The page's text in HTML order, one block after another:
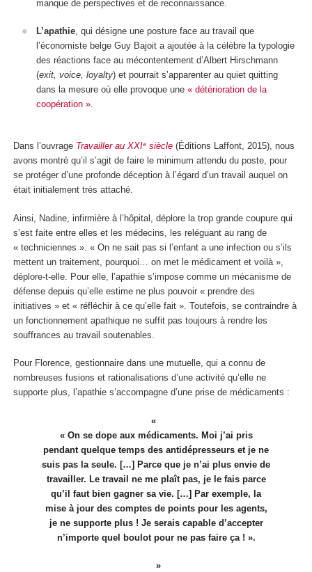
manque de perspectives et de reconnaissance.
L’apathie, qui désigne une posture face au travail que
l’économiste belge Guy Bajoit a ajoutée à la célèbre la typologie
des réactions face au mécontentement d’Albert Hirschmann
(exit, voice, loyalty) et pourrait s’apparenter au quiet quitting
dans la mesure où elle provoque une « détérioration de la
coopération ».
Dans l’ouvrage Travailler au XXIᵉ siècle (Éditions Laffont, 2015), nous
avons montré qu’il s’agit de faire le minimum attendu du poste, pour
se protéger d’une profonde déception à l’égard d’un travail auquel on
était initialement très attaché.
Ainsi, Nadine, infirmière à l’hôpital, déplore la trop grande coupure qui
s’est faite entre elles et les médecins, les reléguant au rang de
« techniciennes ». « On ne sait pas si l’enfant a une infection ou s’ils
mettent un traitement, pourquoi… on met le médicament et voilà »,
déplore-t-elle. Pour elle, l’apathie s’impose comme un mécanisme de
défense depuis qu’elle estime ne plus pouvoir « prendre des
initiatives » et « réfléchir à ce qu’elle fait ». Toutefois, se contraindre à
un fonctionnement apathique ne suffit pas toujours à rendre les
souffrances au travail soutenables.
Pour Florence, gestionnaire dans une mutuelle, qui a connu de
nombreuses fusions et rationalisations d’une activité qu’elle ne
supporte plus, l’apathie s’accompagne d’une prise de médicaments :
« On se dope aux médicaments. Moi j’ai pris
pendant quelque temps des antidépresseurs et je ne
suis pas la seule. […] Parce que je n’ai plus envie de
travailler. Le travail ne me plaît pas, je le fais parce
qu’il faut bien gagner sa vie. […] Par exemple, la
mise à jour des comptes de points pour les agents,
je ne supporte plus ! Je serais capable d’accepter
n’importe quel boulot pour ne pas faire ça ! ».